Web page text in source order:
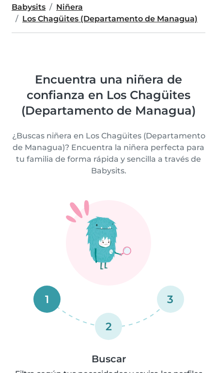
Babysits
Niñera
Los Chagüites (Departamento de Managua)
Encuentra una niñera de
confianza en Los Chagüites
(Departamento de Managua)
¿Buscas niñera en Los Chagüites (Departamento
de Managua)? Encuentra la niñera perfecta para
tu familia de forma rápida y sencilla a través de
Babysits.
1
2
3
Buscar